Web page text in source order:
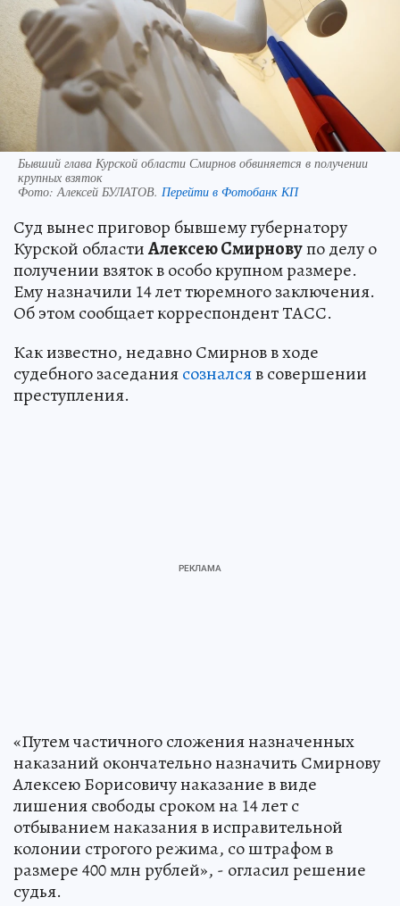
Бывший глава Курской области Смирнов обвиняется в получении
крупных взяток
Фото:Алексей БУЛАТОВ. Перейти в Фотобанк КП
Суд вынес приговор бывшему губернатору
Курской областиАлексею Смирновупо делу о
получении взяток в особо крупном размере.
Ему назначили 14 лет тюремного заключения.
Об этом сообщает корреспондент ТАСС.
Как известно, недавно Смирнов в ходе
судебного заседаниясозналсяв совершении
преступления.
«Путем частичного сложения назначенных
наказаний окончательно назначить Смирнову
Алексею Борисовичу наказание в виде
лишения свободы сроком на 14 лет с
отбыванием наказания в исправительной
колонии строгого режима, со штрафом в
размере 400 млн рублей», - огласил решение
судья.